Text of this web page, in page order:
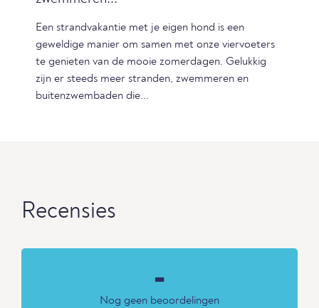
Een strandvakantie met je eigen hond is een
geweldige manier om samen met onze viervoeters
te genieten van de mooie zomerdagen. Gelukkig
zijn er steeds meer stranden, zwemmeren en
buitenzwembaden die...
Recensies
-
Nog geen beoordelingen